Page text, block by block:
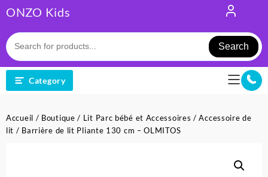
to
content
ONZO Kids
Search
Category
Accueil / Boutique / Lit Parc bébé et Accessoires /Accessoire de
lit / Barrière de lit Pliante 130 cm – OLMITOS